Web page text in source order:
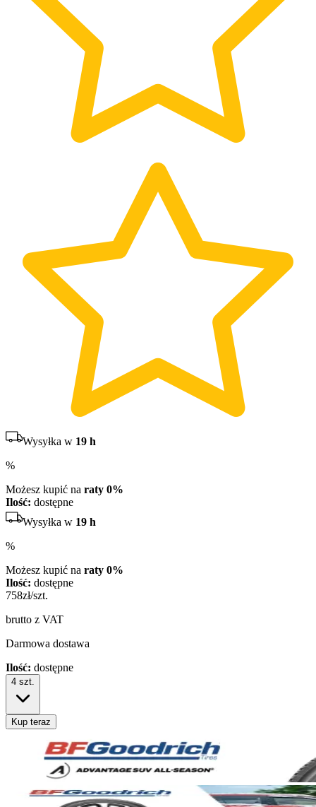
Wysyłka w 19 h
%
Możesz kupić na raty 0%
Ilość: dostępne
Wysyłka w 19 h
%
Możesz kupić na raty 0%
Ilość: dostępne
758zł/szt.
brutto z VAT
Darmowa dostawa
Ilość: dostępne
4 szt.
Kup teraz